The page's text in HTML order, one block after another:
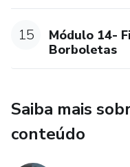
15
Módulo 14-
Borboletas
Saiba mais
conteúdo